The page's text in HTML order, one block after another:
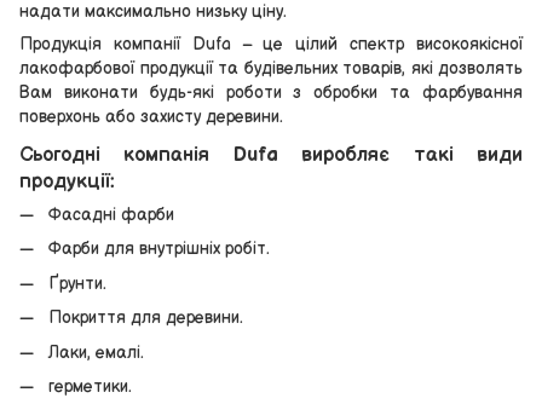
надати максимально низьку ціну.
Продукція компанії Dufa – це цілий спектр високоякісної
лакофарбової продукції та будівельних товарів, які дозволять
Вам виконати будь-які роботи з обробки та фарбування
поверхонь або захисту деревини.
Сьогодні компанія Dufa виробляє такі види
продукції:
Фасадні фарби
Фарби для внутрішніх робіт.
Ґрунти.
Покриття для деревини.
Лаки, емалі.
герметики.